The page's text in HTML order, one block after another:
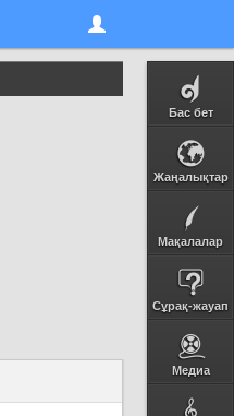
Бас бет
Жаңалықтар
Мақалалар
Сұрақ-жауап
Медиа